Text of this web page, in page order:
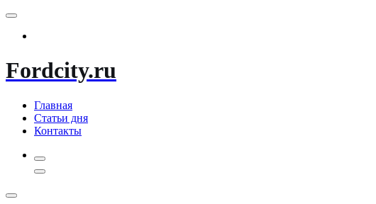
Перейти
содержимому
Fordcity.ru
Главная
Статьи дня
Контакты